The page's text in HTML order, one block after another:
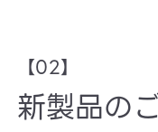
【02】
新製品の